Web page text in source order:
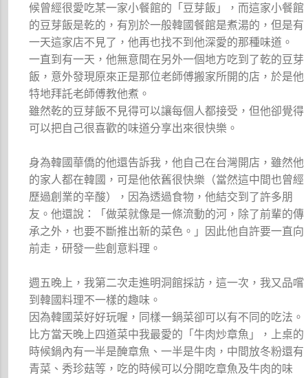
候曾經很愛吃某一家小餐館的「豆芽飯」，而這家小餐館
的豆芽飯是乾的，有別於一般韓國餐館是煮湯的，但是有
一天這家店不見了，他再也找不到他深愛的那種味道。
一直到有一天，他無意間在另外一個地方吃到了乾的豆芽
飯，意外發現原來正是那位老師傅搬家所開的店，於是他
特地拜託老師傅教他煮。
雖然乾的豆芽飯不見得可以讓每個人都接受，但他卻覺得
可以把自己很喜歡的味道分享出來很快樂。
身為韓國華僑的他還告訴我，他自己在台灣開店，雖然他
的家人都在韓國，可是他依舊很快樂（當然這中間也曾經
歷過創業的辛酸），因為透過食物，他結交到了許多朋
友。他還說：「做菜就像是一條流動的河，除了前輩的傳
承之外，也要不斷推出新的菜色。」因此他自許要一直向
前走，研發一些創意料理。
週五晚上，我第二次走進明洞館採訪，這一次，我又品嚐
到韓國料理不一樣的趣味。
因為韓國菜好好玩喔，同樣一鍋菜卻可以有不同的吃法。
比方當天晚上四道菜中我最愛的「牛肉炒章魚」，上桌的
時候鍋內有一半是醃章魚、一半是牛肉，中間放冬粉還有
青菜、秀珍菇等，吃的時候可以分開吃章魚及牛肉的味